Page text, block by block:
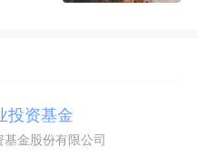
投资基金
金股份有限公司